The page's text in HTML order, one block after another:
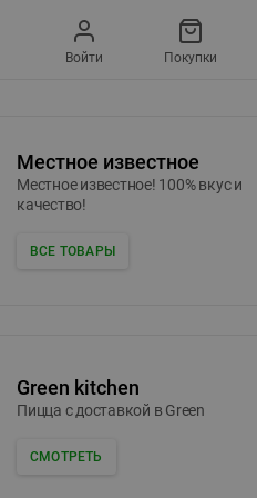
Войти Покупки
Местное известное
Местное известное! 100% вкус и
качество!
ВСЕ ТОВАРЫ
Green kitchen
Пицца c доставкой в Green
СМОТРЕТЬ